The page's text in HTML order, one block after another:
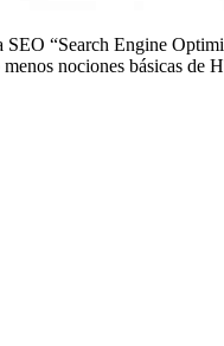
SEO “Search Engine
nociones básicas de